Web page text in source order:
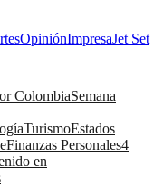
OpiniónImpresaJet Set
ColombiaSemana
TurismoEstados
Finanzas Personales4
en